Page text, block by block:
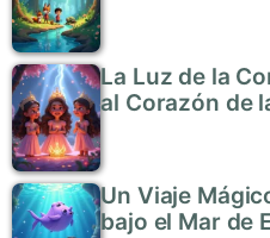
La Luz de la
al Corazón de
Un Viaje
bajo el Mar de